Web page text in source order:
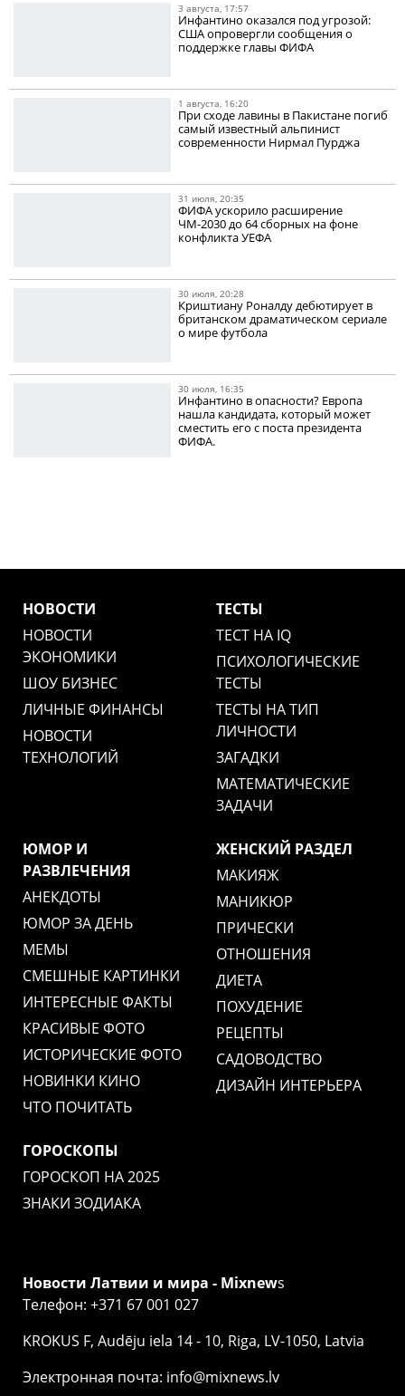
3 августа, 17:57
Инфантино оказался под угрозой:
США опровергли сообщения о
поддержке главы ФИФА
1 августа, 16:20
При сходе лавины в Пакистане погиб
самый известный альпинист
современности Нирмал Пурджа
31 июля, 20:35
ФИФА ускорило расширение
ЧМ-2030 до 64 сборных на фоне
конфликта УЕФА
30 июля, 20:28
Криштиану Роналду дебютирует в
британском драматическом сериале
о мире футбола
30 июля, 16:35
Инфантино в опасности? Европа
нашла кандидата, который может
сместить его с поста президента
ФИФА.
НОВОСТИ
НОВОСТИ
ЭКОНОМИКИ
ШОУ БИЗНЕС
ЛИЧНЫЕ ФИНАНСЫ
НОВОСТИ
ТЕХНОЛОГИЙ
ТЕСТЫ
ТЕСТ НА IQ
ПСИХОЛОГИЧЕСКИЕ
ТЕСТЫ
ТЕСТЫ НА ТИП
ЛИЧНОСТИ
ЗАГАДКИ
МАТЕМАТИЧЕСКИЕ
ЗАДАЧИ
ЮМОР И
РАЗВЛЕЧЕНИЯ
АНЕКДОТЫ
ЮМОР ЗА ДЕНЬ
МЕМЫ
СМЕШНЫЕ КАРТИНКИ
ИНТЕРЕСНЫЕ ФАКТЫ
КРАСИВЫЕ ФОТО
ИСТОРИЧЕСКИЕ ФОТО
НОВИНКИ КИНО
ЧТО ПОЧИТАТЬ
ЖЕНСКИЙ РАЗДЕЛ
МАКИЯЖ
МАНИКЮР
ПРИЧЕСКИ
ОТНОШЕНИЯ
ДИЕТА
ПОХУДЕНИЕ
РЕЦЕПТЫ
САДОВОДСТВО
ДИЗАЙН ИНТЕРЬЕРА
ГОРОСКОПЫ
ГОРОСКОП НА 2025
ЗНАКИ ЗОДИАКА
Новости Латвии и мира - Mixnews
Телефон: +371 67 001 027
KROKUS F, Audēju iela 14 - 10, Riga, LV-1050, Latvia
Электронная почта: info@mixnews.lv